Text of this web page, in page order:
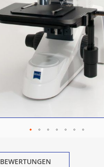
BEWERTUNGEN